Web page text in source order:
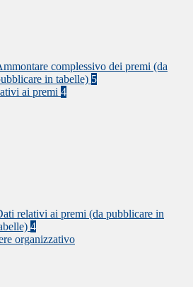
complessivo dei premi (da
in tabelle) 5
ai premi 4
relativi ai premi (da pubblicare in
4
organizzativo